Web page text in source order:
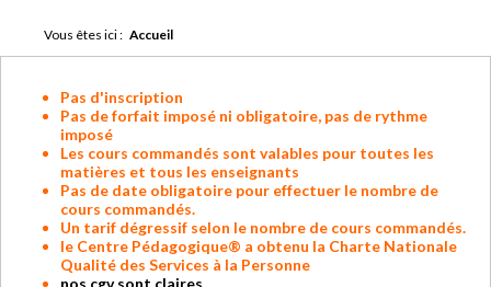
Vous êtes ici : Accueil
Pas d'inscription
Pas de forfait imposé ni obligatoire, pas de rythme
imposé
Les cours commandés sont valables pour toutes les
matières et tous les enseignants
Pas de date obligatoire pour effectuer le nombre de
cours commandés.
Un tarif dégressif selon le nombre de cours commandés.
le Centre Pédagogique® a obtenu la Charte Nationale
Qualité des Services à la Personne